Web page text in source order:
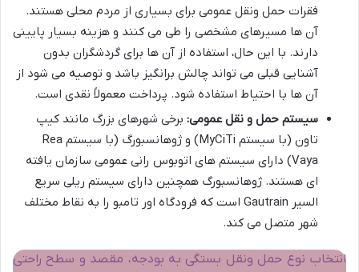
فقرات حمل ونقل عمومی برای بسیاری از مردم محلی هستند.
آن ها مسیرهای مشخصی را طی می کنند و هزینه بسیار پایینی
دارند. با این حال، استفاده از آن ها برای گردشگران بدون
آشنایی قبلی می تواند چالش برانگیز باشد و توصیه می شود از
آن ها با احتیاط استفاده شود. پرداخت معمولاً نقدی است.
سیستم حمل و نقل عمومی: برخی شهرهای بزرگ مانند کیپ
تاون (با سیستم MyCiTi) و ژوهانسبورگ (با سیستم Rea
Vaya) دارای سیستم های اتوبوس رانی عمومی سازمان یافته
ای هستند. ژوهانسبورگ همچنین دارای سیستم ریلی سریع
السیر Gautrain است که فرودگاه اور تامبو را به نقاط مختلف
شهر متصل می کند.
انتخاب نوع حمل ونقل بستگی به بودجه، مقصد و سطح راحتی